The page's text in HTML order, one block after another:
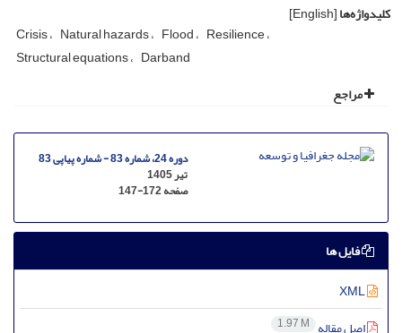
کلیدواژه‌ها[English]
Crisis Natural hazards Flood Resilience
Structural equations Darband
مراجع
دوره 24، شماره 83 - شماره پیاپی 83
تیر 1405
صفحه147-172
فایل ها
اصل مقاله 1.97 M